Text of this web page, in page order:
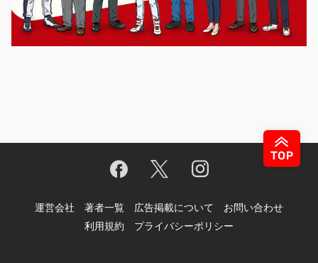
運営会社 著者一覧 広告掲載について
お問い合わせ
利用規約
プライバシーポリシー